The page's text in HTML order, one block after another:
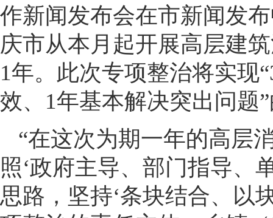
作新闻发布会在市新闻发
庆市从本月起开展高层建
1年。此次专项整治将实现
效、1年基本解决突出问题
“在这次为期一年的高层
照‘政府主导、部门指导、
思路，坚持‘条块结合、以